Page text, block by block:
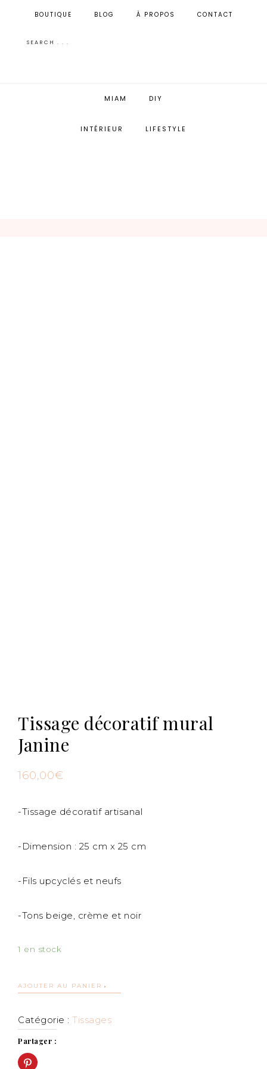
BOUTIQUE BLOG À PROPOS CONTACT
MIAM DIY
INTÉRIEUR LIFESTYLE
Tissage décoratif mural
Janine
160,00€
-Tissage décoratif artisanal
-Dimension : 25 cm x 25 cm
-Fils upcyclés et neufs
-Tons beige, crème et noir
1 en stock
AJOUTER AU PANIER
Catégorie : Tissages
Partager :
Cliquez